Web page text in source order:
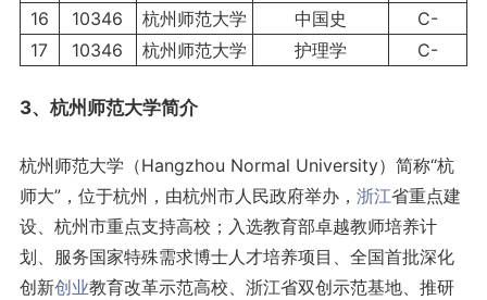
16 10346 杭州师范大学 中国史
C-
17
10346 杭州师范大学 护理学 C-
3、杭州师范大学简介
杭州师范大学（Hangzhou Normal University）简称“杭
师大”，位于杭州，由杭州市人民政府举办， 浙江省重点建
设、杭州市重点支持高校；入选教育部卓越教师培养计
划、服务国家特殊需求博士人才培养项目、全国首批深化
创新创业教育改革示范高校、浙江省双创示范基地、推研